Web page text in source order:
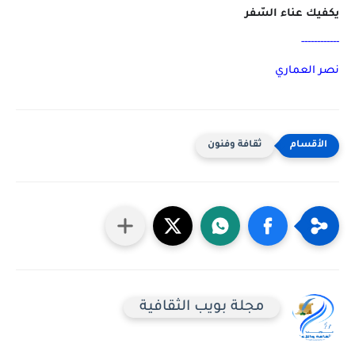
يكفيك عناء السّفر
------------
نصر العماري
ثقافة وفنون
مجلة بويب الثقافية